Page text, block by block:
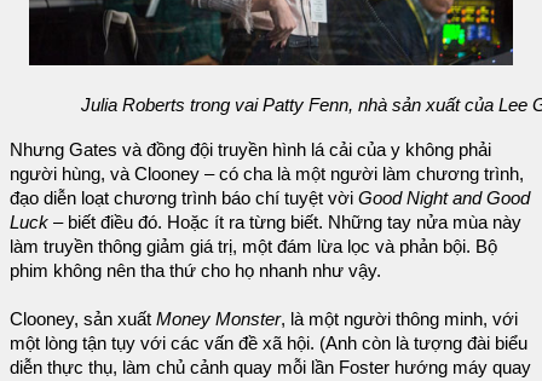
Julia Roberts trong vai Patty Fenn, nhà sản xuất của Lee
Nhưng Gates và đồng đội truyền hình lá cải của y không phải
người hùng, và Clooney – có cha là một người làm chương trình,
đạo diễn loạt chương trình báo chí tuyệt vời Good Night and Good
Luck – biết điều đó. Hoặc ít ra từng biết. Những tay nửa mùa này
làm truyền thông giảm giá trị, một đám lừa lọc và phản bội. Bộ
phim không nên tha thứ cho họ nhanh như vậy.
Clooney, sản xuất Money Monster, là một người thông minh, với
một lòng tận tụy với các vấn đề xã hội. (Anh còn là tượng đài biểu
diễn thực thụ, làm chủ cảnh quay mỗi lần Foster hướng máy quay